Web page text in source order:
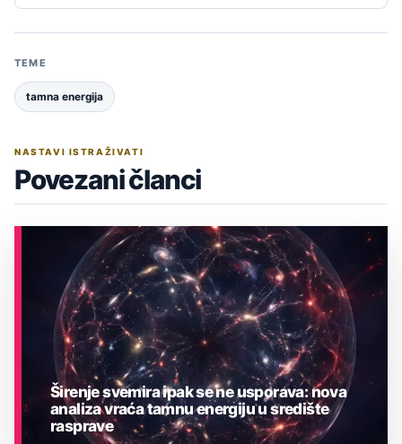
TEME
tamna energija
NASTAVI ISTRAŽIVATI
Povezani članci
Širenje svemira ipak se ne usporava: nova
analiza vraća tamnu energiju u središte
rasprave